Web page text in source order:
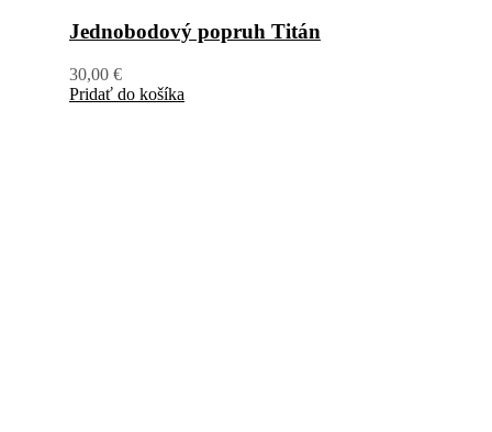
Jednobodový popruh Titán
30,00 €
Pridať do košíka